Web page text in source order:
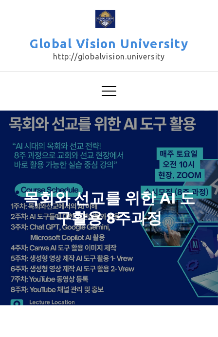
Global Vision University
http://globalvision.university
목회와 선교를 위한 AI 도
구활용 8주과정